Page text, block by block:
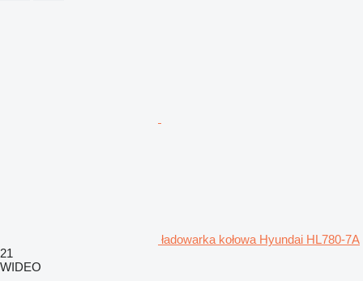
ładowarka kołowa Hyundai HL780-7A
21
WIDEO